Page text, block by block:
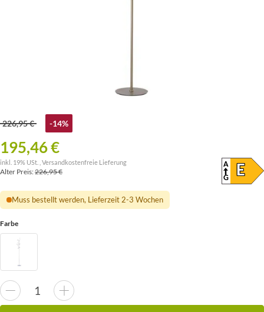
226,95 € -14%
195,46 €
A
G
E
inkl. 19% USt. , Versandkostenfreie Lieferung
Alter Preis:226,95 €
Muss bestellt werden, Lieferzeit 2-3 Wochen
Farbe